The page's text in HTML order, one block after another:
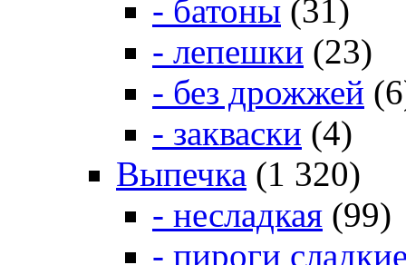
- батоны (31)
- лепешки (23)
- без дрожжей
- закваски (4)
Выпечка (1 320)
- несладкая (99)
- пироги